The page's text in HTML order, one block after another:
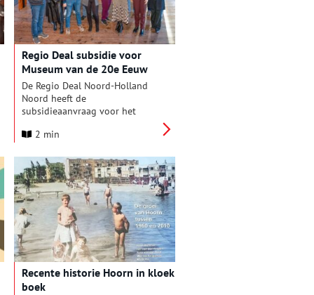
Regio Deal subsidie voor
Museum van de 20e Eeuw
De Regio Deal Noord-Holland
Noord heeft de
subsidieaanvraag voor het
Verscheidenheid’ goedgekeurd
miljoen. Daarmee ontvangt een
samenwerkingsverband van
twaalf middelgrote musea,
waaronder het Museum van de
20e Eeuw in Hoorn, een
financiële bijdrage om intensief
samen te werken aan educatie,
inclusie, duurzaamheid,
digitalisering en gezamenlijke
zichtbaarheid.
2 min
Recente historie Hoorn in kloek
boek